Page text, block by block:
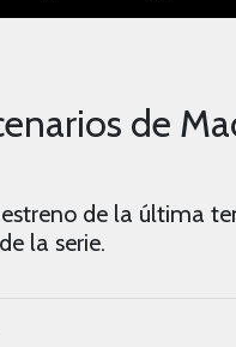
de
de la última
la serie.